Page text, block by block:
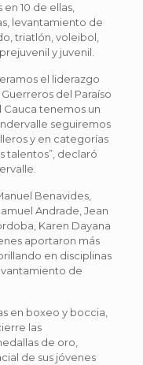
10 de ellas,
levantamiento de
triatlón, voleibol,
y juvenil.
el liderazgo
del Paraíso
Cauca tenemos un
seguiremos
y en categorías
talentos”, declaró
Benavides,
Andrade, Jean
Karen Dayana
aportaron más
en disciplinas
de
en boxeo y boccia,
las
de oro,
de sus jóvenes